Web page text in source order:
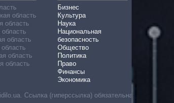
область
область
область
область
область
Бизнес
Культура
Наука
Национальная
безопасность
Общество
Политика
Право
Финансы
Экономика
Ссылка (гиперссылка) обязательна